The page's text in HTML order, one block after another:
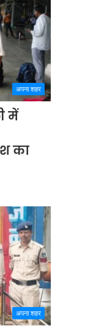
अपना शहर
में
का
अपना शहर